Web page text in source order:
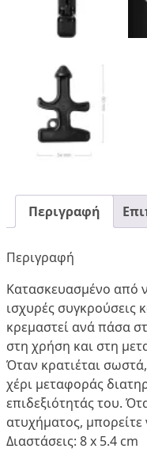
Περιγραφή
Περιγραφή
Κατασκευασμένο από
ισχυρές συγκρούσεις
κρεμαστεί ανά πάσα
στη χρήση και στη
Όταν κρατιέται
χέρι μεταφοράς
επιδεξιότητάς του.
ατυχήματος,
Διαστάσεις: 8 x 5.4 cm